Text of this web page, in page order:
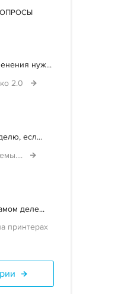
нуж...
2.0
есл...
деле...
принтерах